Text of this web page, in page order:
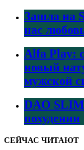
Зашла на
нас
Alfa Play:
новый
мужской
DAO
похудении
СЕЙЧАС ЧИТАЮТ